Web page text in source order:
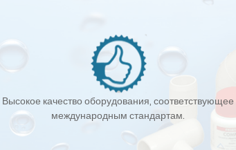
Высокое качество оборудования, соответствующее
международным стандартам.